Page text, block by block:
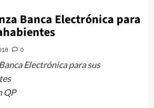
Banca Electrónica para
0
Electrónica para sus
QP